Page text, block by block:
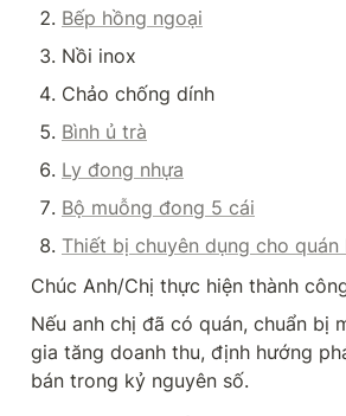
Bếp hồng ngoại
Nồi inox
Chảo chống dính
Bình ủ trà
Ly đong nhựa
Bộ muỗng đong 5 cái
Thiết bị chuyên dụng cho quán
Chúc Anh/Chị thực hiện thành
Nếu anh chị đã có quán, chuẩn bị
gia tăng doanh thu, định hướng
bán trong kỷ nguyên số.